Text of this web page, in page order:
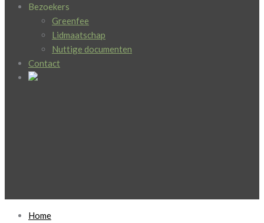
Bezoekers
Greenfee
Lidmaatschap
Nuttige documenten
Contact
Home